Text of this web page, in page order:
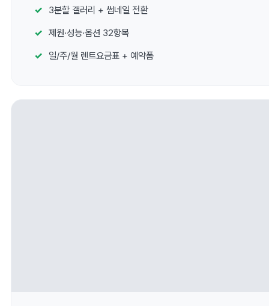
3분할 갤러리 + 썸네일 전환
제원·성능·옵션 32항목
일/주/월 렌트요금표 + 예약폼